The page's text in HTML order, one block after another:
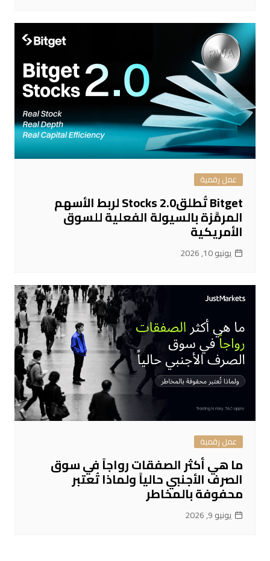
عمل رقمية
Bitget تُطلقStocks 2.0 لربط الأسهم
المرمَّزة بالسيولة الفعلية للسوق
الأمريكية
يونيو 10, 2026
عمل رقمية
ما هي أكثر الصفقات رواجاً في سوق
الصرف الأجنبي حالياً ولماذا تُعتبر
محفوفة بالمخاطر
يونيو 9, 2026